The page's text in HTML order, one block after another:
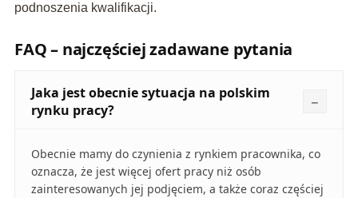
podnoszenia kwalifikacji.
FAQ – najczęściej zadawane pytania
Jaka jest obecnie sytuacja na polskim
rynku pracy?
Obecnie mamy do czynienia z rynkiem pracownika, co
oznacza, że jest więcej ofert pracy niż osób
zainteresowanych jej podjęciem, a także coraz częściej